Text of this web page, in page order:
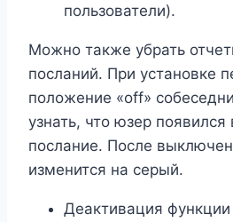
пользователи).
Можно также убрать
посланий. При установке
положение «off»
узнать, что юзер появился
послание. После
изменится на серый.
Деактивация